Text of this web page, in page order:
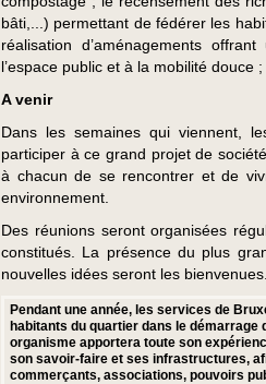
bâti,...) permettant de fédérer les
réalisation d’aménagements
l’espace public et à la mobilité douce ;
A venir
Dans les semaines qui viennent,
participer à ce grand projet de
à chacun de se rencontrer et de
environnement.
Des réunions seront organisées
constitués. La présence du plus
nouvelles idées seront les bienvenues.
Pendant une année, les services de
habitants du quartier dans le
organisme apportera toute son
son savoir-faire et ses infrastructures,
commerçants, associations, pouvoirs